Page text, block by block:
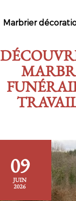
Marbrier
09
JUIN
2026